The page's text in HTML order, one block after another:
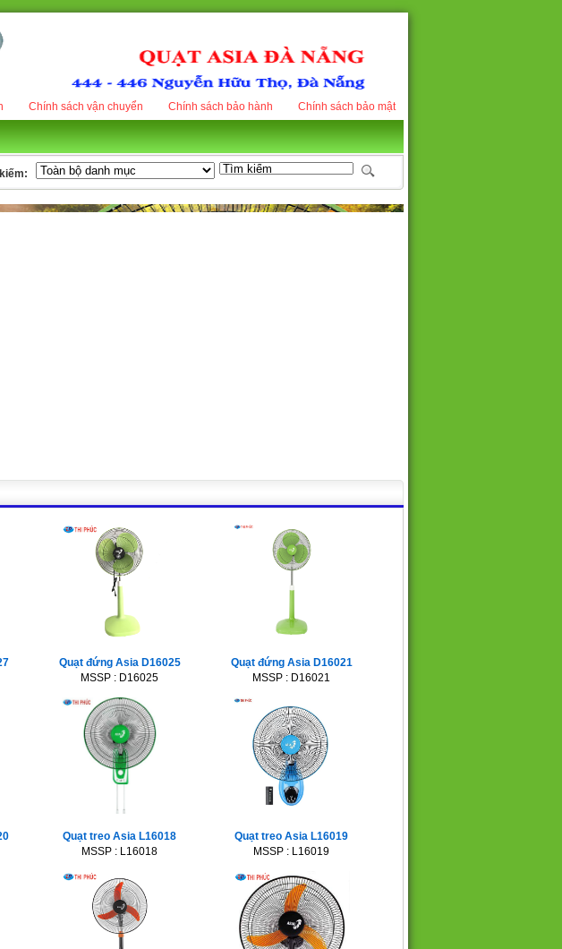
Chính sách bảo mật
Chính sách bảo hành
Chính sách vận chuyển
Quạt đứng Asia D16025
MSSP : D16025
Quạt đứng Asia D16021
MSSP : D16021
Quạt treo Asia L16018
MSSP : L16018
Quạt treo Asia L16019
MSSP : L16019